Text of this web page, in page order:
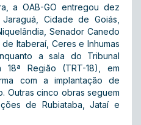
a OAB-GO entregou dez
Cidade de Goiás,
Senador Canedo
Itaberaí, Ceres e Inhumas
a sala do Tribunal
Região (TRT-18), em
com a implantação de
Outras cinco obras seguem
de Rubiataba, Jataí e